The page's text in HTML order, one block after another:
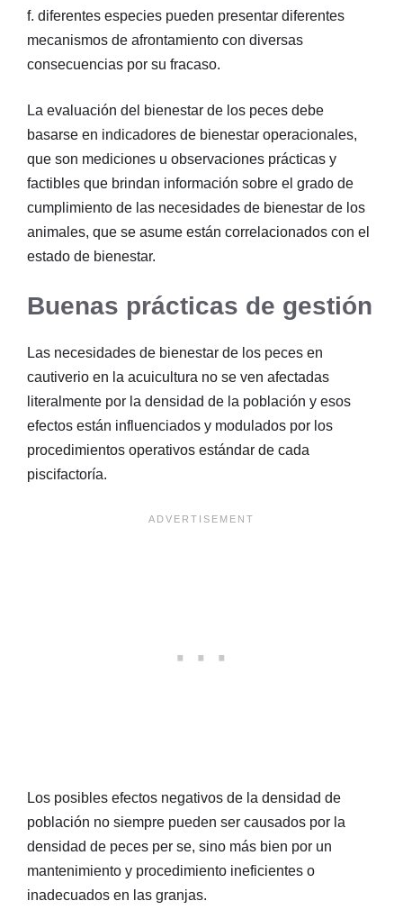
f. diferentes especies pueden presentar diferentes
mecanismos de afrontamiento con diversas
consecuencias por su fracaso.
La evaluación del bienestar de los peces debe
basarse en indicadores de bienestar operacionales,
que son mediciones u observaciones prácticas y
factibles que brindan información sobre el grado de
cumplimiento de las necesidades de bienestar de los
animales, que se asume están correlacionados con el
estado de bienestar.
Buenas prácticas de gestión
Las necesidades de bienestar de los peces en
cautiverio en la acuicultura no se ven afectadas
literalmente por la densidad de la población y esos
efectos están influenciados y modulados por los
procedimientos operativos estándar de cada
piscifactoría.
Los posibles efectos negativos de la densidad de
población no siempre pueden ser causados por la
densidad de peces per se, sino más bien por un
mantenimiento y procedimiento ineficientes o
inadecuados en las granjas.